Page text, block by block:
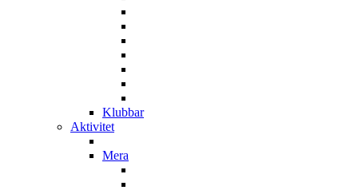
Klubbar
Aktivitet
Mera